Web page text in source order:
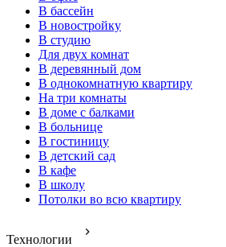
В бассейн
В новостройку
В студию
Для двух комнат
В деревянный дом
В однокомнатную квартиру
На три комнаты
В доме с балками
В больнице
В гостиницу
В детский сад
В кафе
В школу
Потолки во всю квартиру
Технологии